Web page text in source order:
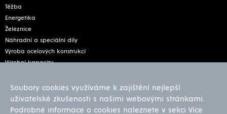
Těžba
Energetika
Železnice
Náhradní a speciální díly
Výroba ocelových konstrukcí
Výrobní kapacity
Servis a údržba
Soubory cookies využíváme k zajištění nejlepší
uživatelské zkušenosti s našimi webovými stránkami.
Podrobné informace o cookies naleznete v sekci Více